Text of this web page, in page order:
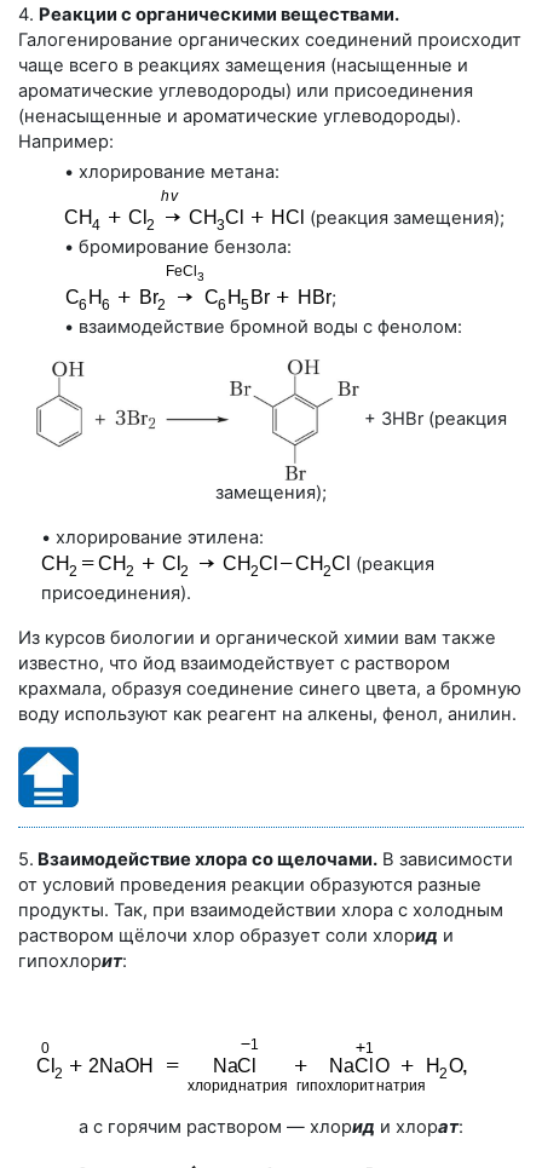
4. Реакции с органическими веществами.
Галогенирование органических соединений происходит
чаще всего в реакциях замещения (насыщенные и
ароматические углеводороды) или присоединения
(ненасыщенные и ароматические углеводороды).
Например:
• хлорирование метана:
(реакция замещения);
• бромирование бензола:
;
• взаимодействие бромной воды с фенолом:
+ 3HBr (реакция
замещения);
• хлорирование этилена:
(реакция
присоединения).
Из курсов биологии и органической химии вам также
известно, что йод взаимодействует с раствором
крахмала, образуя соединение синего цвета, а бромную
воду используют как реагент на алкены, фенол, анилин.
5. Взаимодействие хлора со щелочами. В зависимости
от условий проведения реакции образуются разные
продукты. Так, при взаимодействии хлора с холодным
раствором щёлочи хлор образует соли хлорид и
гипохлорит:
а с горячим раствором — хлорид и хлорат: